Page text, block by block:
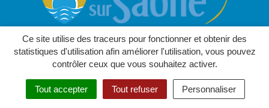
Ce site utilise des traceurs pour fonctionner et obtenir des
statistiques d'utilisation afin améliorer l'utilisation, vous pouvez
contrôler ceux que vous souhaitez activer.
Tout accepter Tout refuser Personnaliser
Mairie de Fleurieu sur Saône
Commune de la Métropole de Lyon